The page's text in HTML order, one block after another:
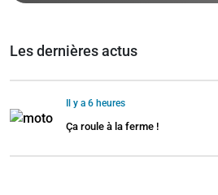
Les dernières actus
Il y a 6 heures
Ça roule à la ferme !